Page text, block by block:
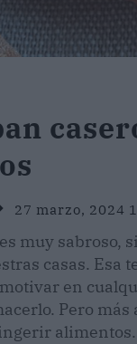
27 marzo, 2024
muy sabroso,
casas. Esa
en
Pero
alimentos.